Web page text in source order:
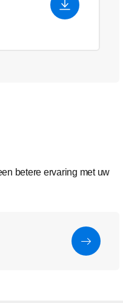
betere ervaring met uw